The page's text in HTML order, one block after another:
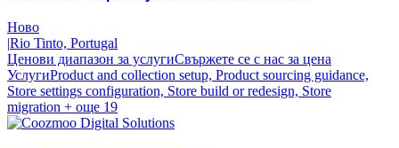
Ново
|Rio Tinto, Portugal
Ценови диапазон за услугиСвържете се с нас за цена
УслугиProduct and collection setup, Product sourcing guidance,
Store settings configuration, Store build or redesign, Store
migration + още 19